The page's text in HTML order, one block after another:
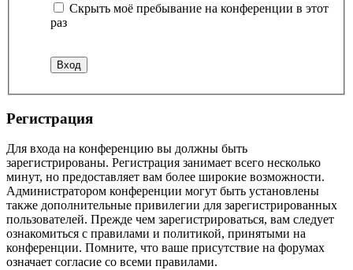
Скрыть моё пребывание на конференции в этот
раз
Регистрация
Для входа на конференцию вы должны быть
зарегистрированы. Регистрация занимает всего несколько
минут, но предоставляет вам более широкие возможности.
Администратором конференции могут быть установлены
также дополнительные привилегии для зарегистрированных
пользователей. Прежде чем зарегистрироваться, вам следует
ознакомиться с правилами и политикой, принятыми на
конференции. Помните, что ваше присутствие на форумах
означает согласие со всеми правилами.